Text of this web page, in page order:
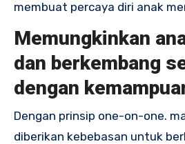
membuat percaya diri anak
Memungkinkan
dan berkembang
dengan
Dengan prinsip one-on-one.
diberikan kebebasan untuk